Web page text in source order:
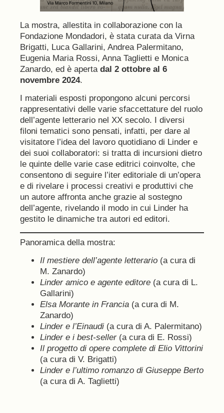
La mostra, allestita in collaborazione con la
Fondazione Mondadori, è stata curata da Virna
Brigatti, Luca Gallarini, Andrea Palermitano,
Eugenia Maria Rossi, Anna Taglietti e Monica
Zanardo, ed è aperta dal 2 ottobre al 6
novembre 2024.
I materiali esposti propongono alcuni percorsi
rappresentativi delle varie sfaccettature del ruolo
dell’agente letterario nel XX secolo. I diversi
filoni tematici sono pensati, infatti, per dare al
visitatore l’idea del lavoro quotidiano di Linder e
dei suoi collaboratori: si tratta di incursioni dietro
le quinte delle varie case editrici coinvolte, che
consentono di seguire l’iter editoriale di un’opera
e di rivelare i processi creativi e produttivi che
un autore affronta anche grazie al sostegno
dell’agente, rivelando il modo in cui Linder ha
gestito le dinamiche tra autori ed editori.
Panoramica della mostra:
Il mestiere dell’agente letterario (a cura di
M. Zanardo)
Linder amico e agente editore (a cura di L.
Gallarini)
Elsa Morante in Francia (a cura di M.
Zanardo)
Linder e l’Einaudi (a cura di A. Palermitano)
Linder e i best-seller (a cura di E. Rossi)
Il progetto di opere complete di Elio Vittorini
(a cura di V. Brigatti)
Linder e l’ultimo romanzo di Giuseppe Berto
(a cura di A. Taglietti)